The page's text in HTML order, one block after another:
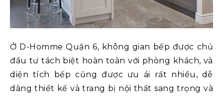
Ở D-Homme Quận 6, không gian bếp được chủ
đầu tư tách biệt hoàn toàn với phòng khách, và
diện tích bếp cũng được ưu ái rất nhiều, dễ
dàng thiết kế và trang bị nội thất sang trọng và